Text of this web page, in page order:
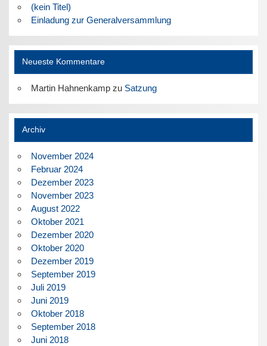
(kein Titel)
Einladung zur Generalversammlung
Neueste Kommentare
Martin Hahnenkampzu Satzung
Archiv
November 2024
Februar 2024
Dezember 2023
November 2023
August 2022
Oktober 2021
Dezember 2020
Oktober 2020
Dezember 2019
September 2019
Juli 2019
Juni 2019
Oktober 2018
September 2018
Juni 2018